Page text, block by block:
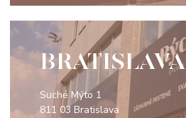
BRATISLAVA
Suché Mýto 1
811 03 Bratislava